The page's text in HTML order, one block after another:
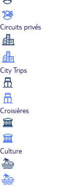
Circuits privés
City Trips
Croisières
Culture